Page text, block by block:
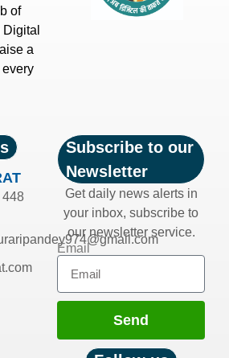
of
Digital
a
448
Subscribe to our
Newsletter
Get daily news alerts in
your inbox, subscribe to
our newsletter service.
Email
Send